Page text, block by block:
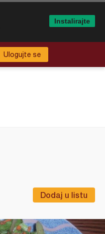
Ulogujte se
Dodaj u listu
Instalirajte